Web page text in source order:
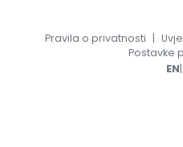
Pravila o privatnosti |
Postavke
EN|